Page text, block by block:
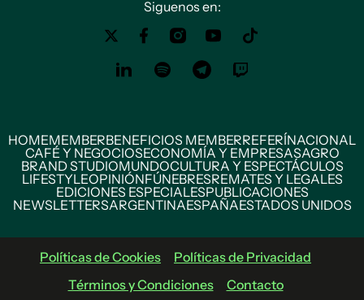
Siguenos en:
HOMEMEMBERBENEFICIOS MEMBERREFERÍNACIONAL
CAFÉ Y NEGOCIOSECONOMÍA Y EMPRESASAGRO
BRAND STUDIOMUNDOCULTURA Y ESPECTÁCULOS
LIFESTYLEOPINIÓNFÚNEBRESREMATES Y LEGALES
EDICIONES ESPECIALESPUBLICACIONES
NEWSLETTERSARGENTINAESPAÑAESTADOS UNIDOS
Políticas de Cookies
Políticas de Privacidad
Términos y Condiciones
Contacto